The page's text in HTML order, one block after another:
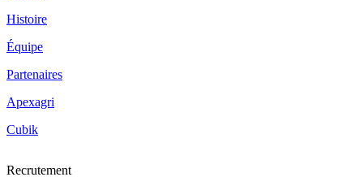
Histoire
Équipe
Partenaires
Apexagri
Cubik
Recrutement